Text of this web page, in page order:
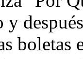
boletas